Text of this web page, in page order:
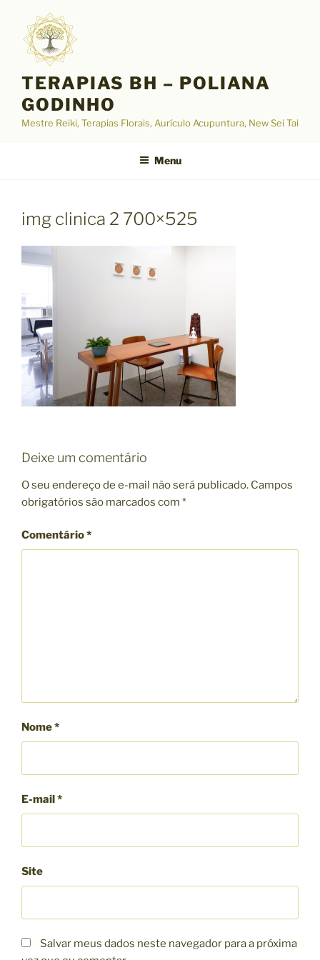
conteúdo
TERAPIAS BH – POLIANA
GODINHO
Mestre Reiki, Terapias Florais, Aurículo Acupuntura, New Sei Tai
Menu
img clinica 2 700×525
Deixe um comentário
O seu endereço de e-mail não será publicado. Campos
obrigatórios são marcados com *
Comentário*
Nome*
E-mail*
Site
Salvar meus dados neste navegador para a próxima